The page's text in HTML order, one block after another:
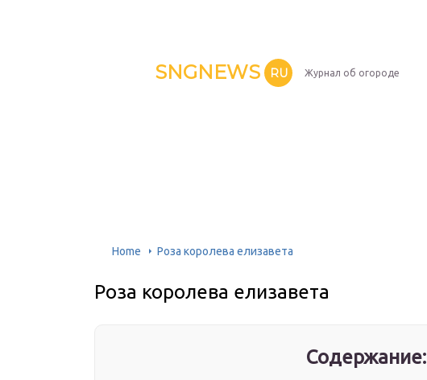
SNGNEWS RU Журнал об огороде
Home Роза королева елизавета
Роза королева елизавета
Содержание: